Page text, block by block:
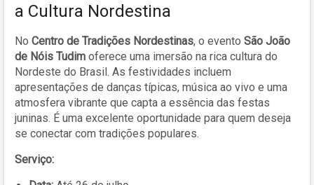
a Cultura Nordestina
No Centro de Tradições Nordestinas, o evento São João
de Nóis Tudim oferece uma imersão na rica cultura do
Nordeste do Brasil. As festividades incluem
apresentações de danças típicas, música ao vivo e uma
atmosfera vibrante que capta a essência das festas
juninas. É uma excelente oportunidade para quem deseja
se conectar com tradições populares.
Serviço: